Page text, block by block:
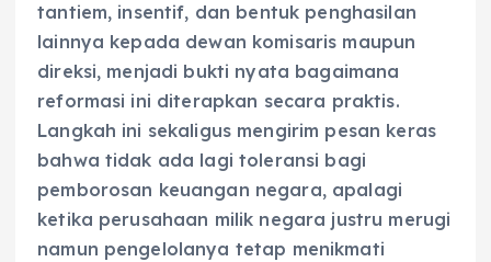
tantiem, insentif, dan bentuk penghasilan
lainnya kepada dewan komisaris maupun
direksi, menjadi bukti nyata bagaimana
reformasi ini diterapkan secara praktis.
Langkah ini sekaligus mengirim pesan keras
bahwa tidak ada lagi toleransi bagi
pemborosan keuangan negara, apalagi
ketika perusahaan milik negara justru merugi
namun pengelolanya tetap menikmati